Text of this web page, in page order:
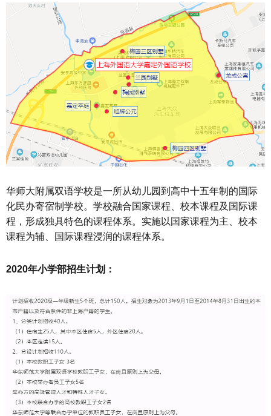
华师大附属双语学校是一所从幼儿园到高中十五年制的国际
化民办寄宿制学校。学校融合国家课程、校本课程及国际课
程，形成独具特色的课程体系。实施以国家课程为主、校本
课程为辅、国际课程浸润的课程体系。
2020年小学部招生计划：